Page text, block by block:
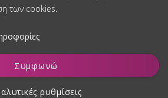
των cookies.
Συμφωνώ
ρυθμίσεις
στο καλάθι